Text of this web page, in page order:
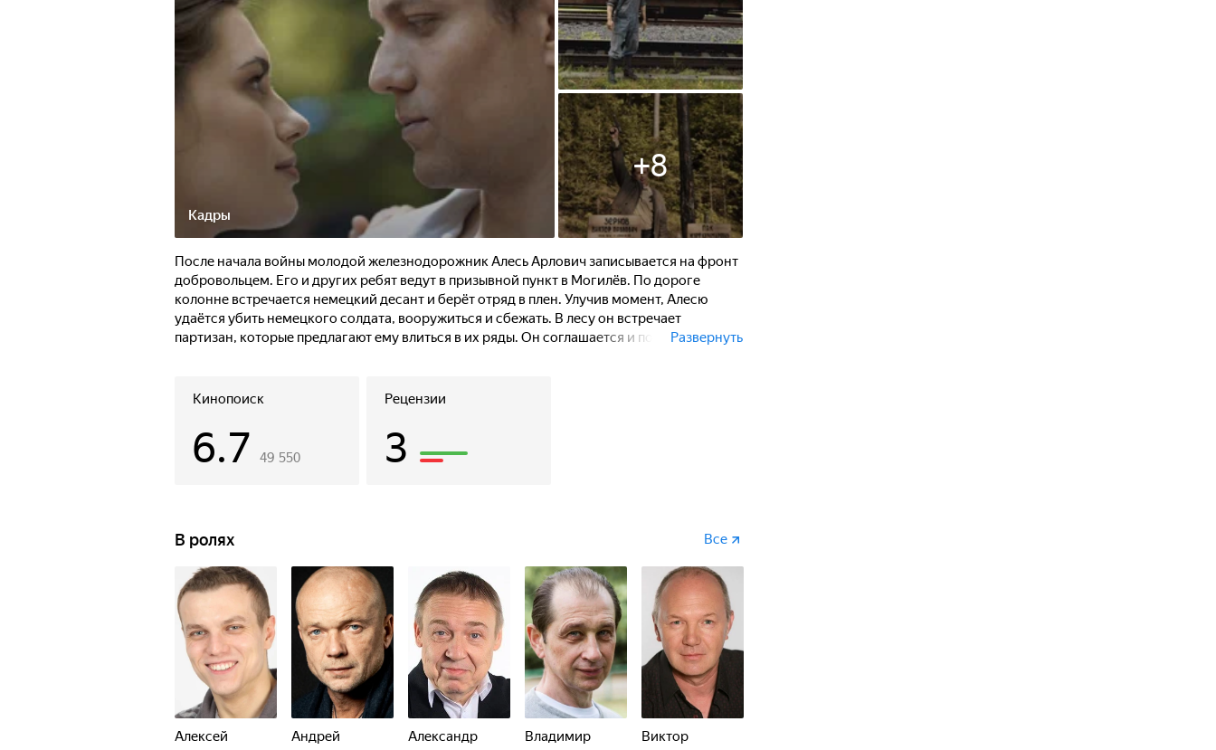
Кадры
+8
После начала войны молодой железнодорожник Алесь Арлович записывается на фронт
добровольцем. Его и других ребят ведут в призывной пункт в Могилёв. По дороге
колонне встречается немецкий десант и берёт отряд в плен. Улучив момент, Алесю
удаётся убить немецкого солдата, вооружиться и сбежать. В лесу он встречает
партизан, которые предлагают ему влиться в их ряды. Он соглашается и получает
немецкое командование в лице коменданта Кляйнера. Бывший местный судья Виктор
Параллельно Алесь узнает, что в городе действуют подпольщики и вливается в их ряды.
Развернуть
Кинопоиск
6.7 49 550
Рецензии
3
В ролях Все
Алексей
Андрей
Александр
Владимир
Виктор